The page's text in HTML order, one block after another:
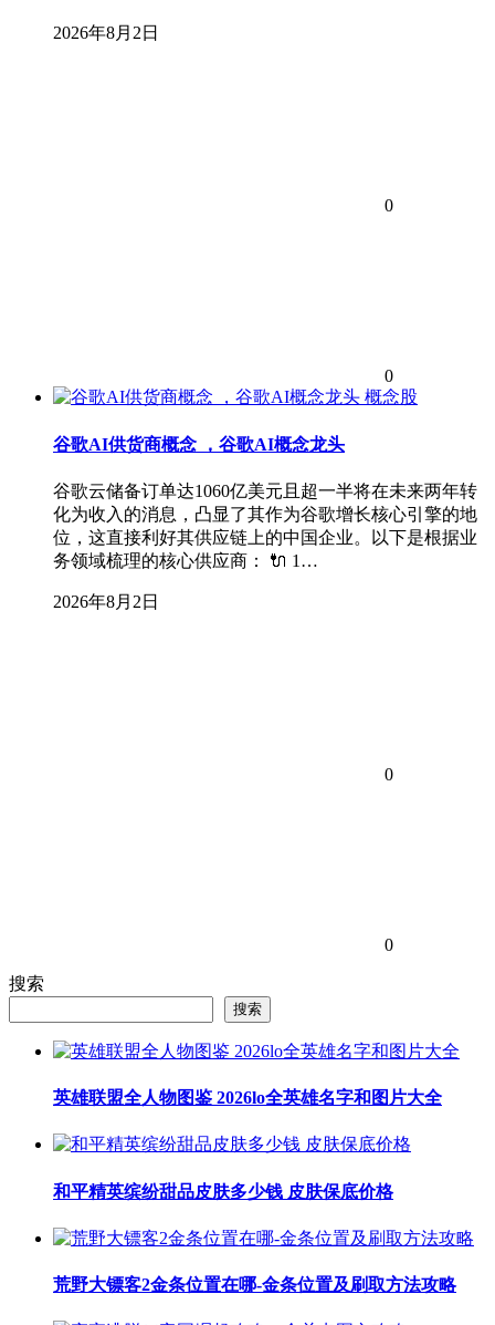
2026年8月2日
0
0
概念股
谷歌AI供货商概念 ，谷歌AI概念龙头
谷歌云储备订单达1060亿美元且超一半将在未来两年转
化为收入的消息，凸显了其作为谷歌增长核心引擎的地
位，这直接利好其供应链上的中国企业。以下是根据业
务领域梳理的核心供应商： 🔌 1…
2026年8月2日
0
0
搜索
搜索
英雄联盟全人物图鉴 2026lo全英雄名字和图片大全
和平精英缤纷甜品皮肤多少钱 皮肤保底价格
荒野大镖客2金条位置在哪-金条位置及刷取方法攻略